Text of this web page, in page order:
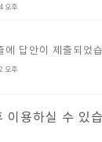
오후
오후
답안이 제출되었
이용하실 수 있